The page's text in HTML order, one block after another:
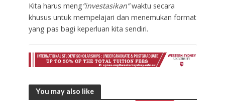
Kita harus meng”investasikan”waktu secara
khusus untuk mempelajari dan menemukan format
yang pas bagi keperluan kita sendiri.
You may also like